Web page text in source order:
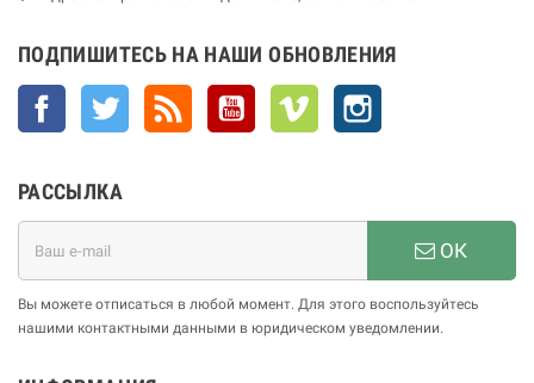
ПОДПИШИТЕСЬ НА НАШИ ОБНОВЛЕНИЯ
Facebook Twitter YouTube Vimeo
РАССЫЛКА
ОК
Вы можете отписаться в любой момент. Для этого воспользуйтесь
нашими контактными данными в юридическом уведомлении.